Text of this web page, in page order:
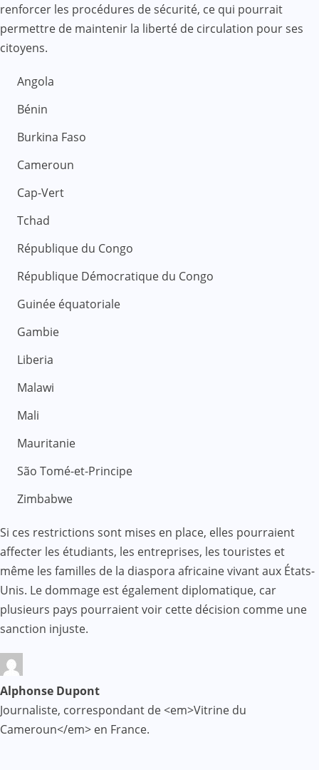
renforcer les procédures de sécurité, ce qui pourrait
permettre de maintenir la liberté de circulation pour ses
citoyens.
Angola
Bénin
Burkina Faso
Cameroun
Cap-Vert
Tchad
République du Congo
République Démocratique du Congo
Guinée équatoriale
Gambie
Liberia
Malawi
Mali
Mauritanie
São Tomé-et-Principe
Zimbabwe
Si ces restrictions sont mises en place, elles pourraient
affecter les étudiants, les entreprises, les touristes et
même les familles de la diaspora africaine vivant aux États-
Unis. Le dommage est également diplomatique, car
plusieurs pays pourraient voir cette décision comme une
sanction injuste.
Alphonse Dupont
Journaliste, correspondant de <em>Vitrine du
Cameroun</em> en France.